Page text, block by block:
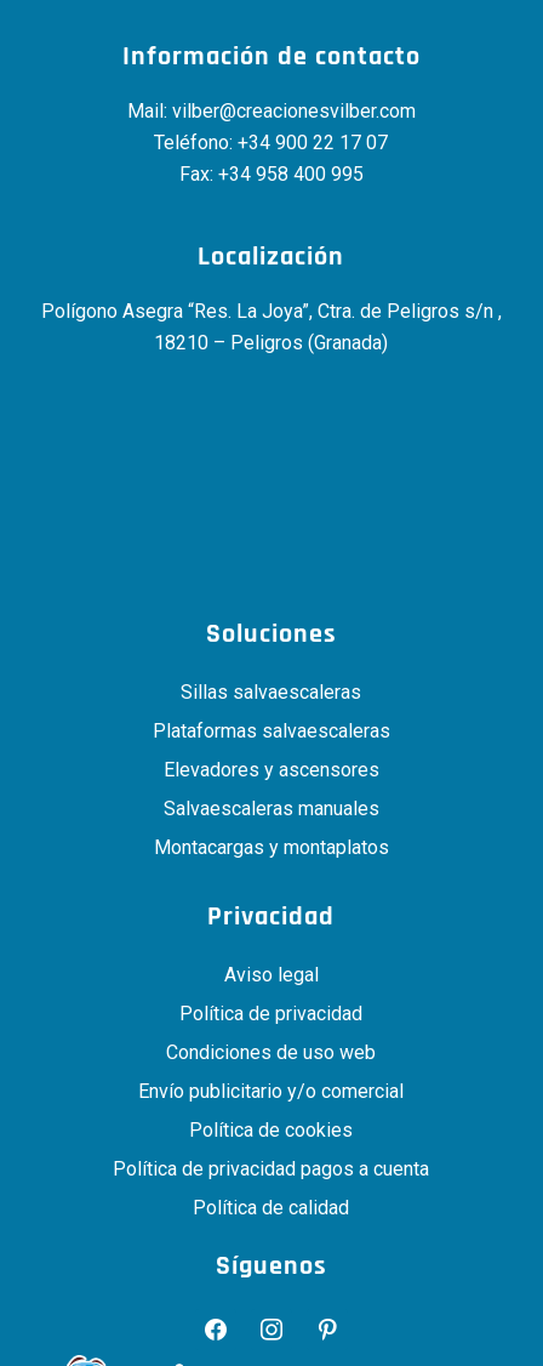
Información de contacto
Mail: vilber@creacionesvilber.com
Teléfono:+34 900 22 17 07
Fax: +34 958 400 995
Localización
Polígono Asegra “Res. La Joya”, Ctra. de Peligros s/n ,
18210 – Peligros (Granada)
Soluciones
Sillas salvaescaleras
Plataformas salvaescaleras
Elevadores y ascensores
Salvaescaleras manuales
Montacargas y montaplatos
Privacidad
Aviso legal
Política de privacidad
Condiciones de uso web
Envío publicitario y/o comercial
Política de cookies
Política de privacidad pagos a cuenta
Política de calidad
Síguenos
facebookinstagrampinterest